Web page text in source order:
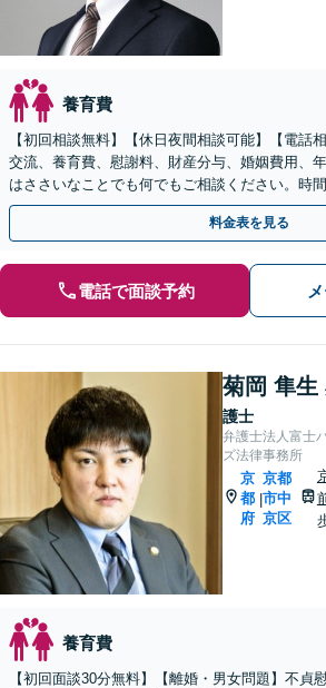
養育費
【初回相談無料】【休日夜間相談可能】【電話
交流、養育費、慰謝料、財産分与、婚姻費用、
はささいなことでも何でもご相談ください。時
お話を伺い、未来に向けての再出発をサポート
料金表を見る
電話で面談予約
菊岡 隼生
護士
弁護士法人富士
ズ法律事務所
京
都
府
|
京都
市中
京区
養育費
【初回面談30分無料】【離婚・男女問題】不貞